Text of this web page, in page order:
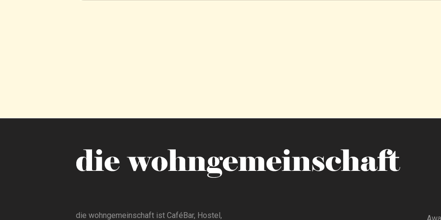
die wohngemeinschaft ist CaféBar, Hostel,